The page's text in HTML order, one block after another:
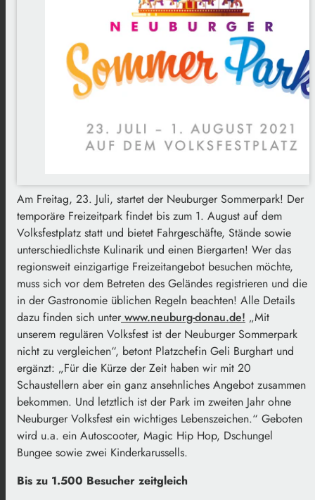
Am Freitag, 23. Juli, startet der Neuburger Sommerpark! Der
temporäre Freizeitpark findet bis zum 1. August auf dem
Volksfestplatz statt und bietet Fahrgeschäfte, Stände sowie
unterschiedlichste Kulinarik und einen Biergarten! Wer das
regionsweit einzigartige Freizeitangebot besuchen möchte,
muss sich vor dem Betreten des Geländes registrieren und die
in der Gastronomie üblichen Regeln beachten! Alle Details
dazu finden sich unter www.neuburg-donau.de! „Mit
unserem regulären Volksfest ist der Neuburger Sommerpark
nicht zu vergleichen“, betont Platzchefin Geli Burghart und
ergänzt: „Für die Kürze der Zeit haben wir mit 20
Schaustellern aber ein ganz ansehnliches Angebot zusammen
bekommen. Und letztlich ist der Park im zweiten Jahr ohne
Neuburger Volksfest ein wichtiges Lebenszeichen.“ Geboten
wird u.a. ein Autoscooter, Magic Hip Hop, Dschungel
Bungee sowie zwei Kinderkarussells.
Bis zu 1.500 Besucher zeitgleich